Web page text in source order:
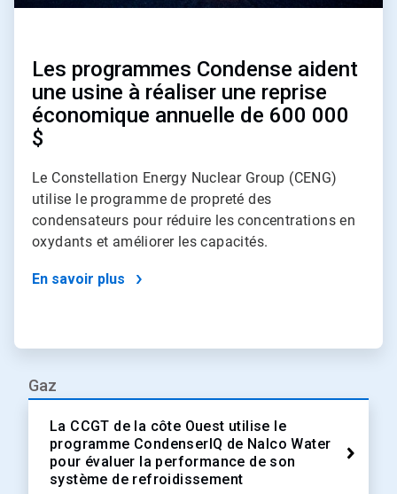
Les programmes Condense aident
une usine à réaliser une reprise
économique annuelle de 600 000
$
Le Constellation Energy Nuclear Group (CENG)
utilise le programme de propreté des
condensateurs pour réduire les concentrations en
oxydants et améliorer les capacités.
En savoir plus
Gaz
La CCGT de la côte Ouest utilise le
programme CondenserIQ de Nalco Water
pour évaluer la performance de son
système de refroidissement